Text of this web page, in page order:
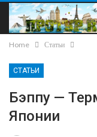
Home Статьи
СТАТЬИ
Бэппу —
Японии